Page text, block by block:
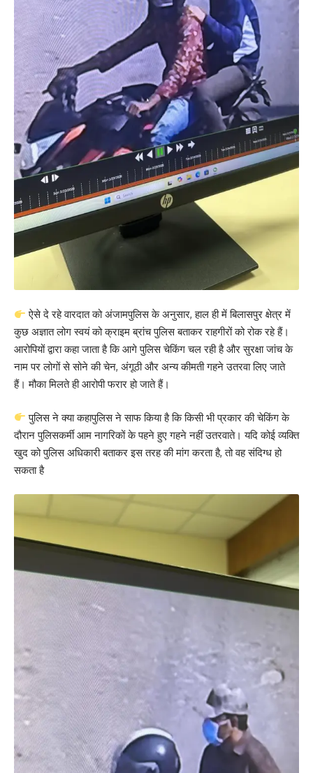
ऐसे दे रहे वारदात को अंजामपुलिस के अनुसार, हाल ही में बिलासपुर क्षेत्र में
कुछ अज्ञात लोग स्वयं को क्राइम ब्रांच पुलिस बताकर राहगीरों को रोक रहे हैं।
आरोपियों द्वारा कहा जाता है कि आगे पुलिस चेकिंग चल रही है और सुरक्षा जांच के
नाम पर लोगों से सोने की चेन, अंगूठी और अन्य कीमती गहने उतरवा लिए जाते
हैं। मौका मिलते ही आरोपी फरार हो जाते हैं।
पुलिस ने क्या कहापुलिस ने साफ किया है कि किसी भी प्रकार की चेकिंग के
दौरान पुलिसकर्मी आम नागरिकों के पहने हुए गहने नहीं उतरवाते। यदि कोई व्यक्ति
खुद को पुलिस अधिकारी बताकर इस तरह की मांग करता है, तो वह संदिग्ध हो
सकता है